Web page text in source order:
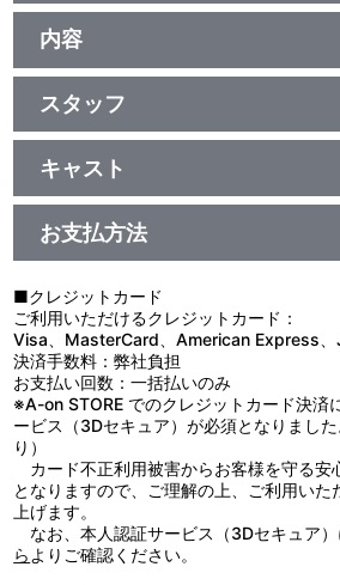
品番：BCBK-2661
ジャンル：キッズDVD
ﾄﾞﾙﾋﾞｰﾃﾞｼﾞﾀﾙ(ｽﾃﾚｵ)／片面1層／ｽﾀﾝﾀﾞｰﾄﾞ
内容
制作年度：2006年
【収録内容】
今回は、ウルトラ兄弟を大特集！
メビウスの前に地球にあらわれたウルトラ
どんな怪獣と戦い、どうやって地球を守っ
これをみれば、ウルトラ兄弟のすべてがわ
＜登場ウルトラマン＞※予定
マンジャック／ウルトラマンエース
ウルトラマンタロウ／ゾフィー／ウルトラ
８０ 他
※本作品はＴＶウルトラマンシリーズの映
のです。
スタッフ
企画・制作：円谷プロダクション
キャスト
ヒビノ ミライ：五十嵐隼士／アイハラ リ
マリナ：斉川あい／イカルガ ジョージ：
ミ：平田弥里／クゼ テッペイ：内野謙太
お支払方法
■クレジットカード
ご利用いただけるクレジットカード：
Visa、MasterCard、American Express、
決済手数料：弊社負担
お支払い回数：一括払いのみ
※A-on STORE でのクレジットカード決済
ービス（3Dセキュア）が必須となりまし
り）
カード不正利用被害からお客様を守る安
となりますので、ご理解の上、ご利用いた
上げます。
なお、本人認証サービス（3Dセキュア
ら よりご確認ください。